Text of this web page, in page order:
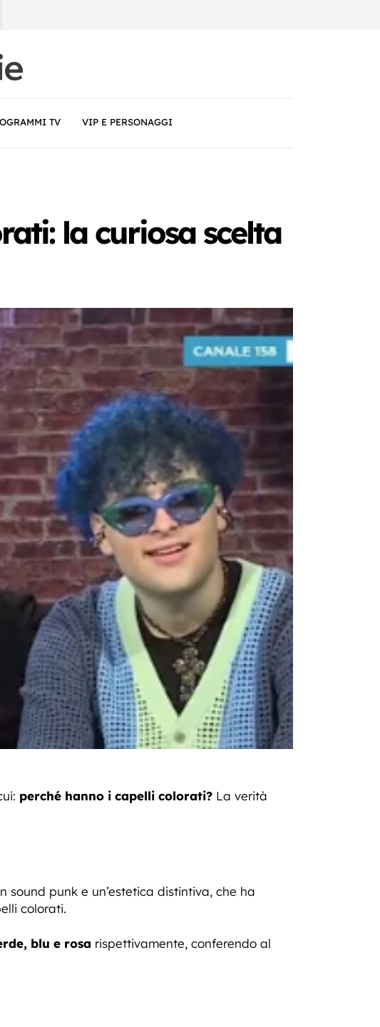
TV VIP E PERSONAGGI
la curiosa scelta
perché hanno i capelli colorati? La verità
sound punk e un’estetica distintiva, che ha
colorati.
blu e rosa rispettivamente, conferendo al